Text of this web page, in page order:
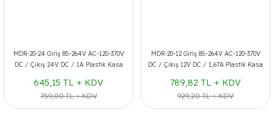
MDR-20-24 Giriş 85-264V AC-120-370V
DC / Çıkış 24V DC / 1A Plastik Kasa
645,15 TL + KDV
759,00 TL + KDV
MDR-20-12 Giriş 85-264V AC-120-370V
DC / Çıkış 12V DC / 1,67A Plastik Kasa
789,82 TL + KDV
929,20 TL + KDV